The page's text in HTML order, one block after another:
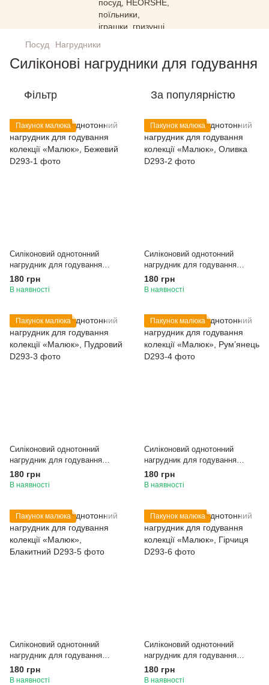
Посуд Нагрудники
Силіконові нагрудники для годування
Фільтр За популярністю
Пакунок малюка
Силіконовий однотонний
нагрудник для годування
колекції «Малюк», Бежевий
180 грн
В наявності
Пакунок малюка
Силіконовий однотонний
нагрудник для годування
колекції «Малюк», Оливка
180 грн
В наявності
Пакунок малюка
Силіконовий однотонний
нагрудник для годування
колекції «Малюк», Пудровий
180 грн
В наявності
Пакунок малюка
Силіконовий однотонний
нагрудник для годування
колекції «Малюк», Румʼянець
180 грн
В наявності
Пакунок малюка
Силіконовий однотонний
нагрудник для годування
колекції «Малюк», Блакитний
180 грн
В наявності
Пакунок малюка
Силіконовий однотонний
нагрудник для годування
колекції «Малюк», Гірчиця
180 грн
В наявності